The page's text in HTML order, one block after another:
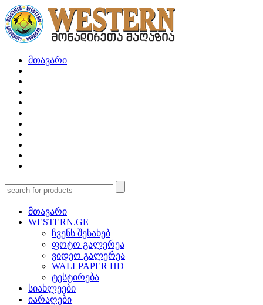
მთავარი
მთავარი
WESTERN.GE
ჩვენს შესახებ
ფოტო გალერეა
ვიდეო გალერეა
WALLPAPER HD
ტესტირება
სიახლეები
იარაღები